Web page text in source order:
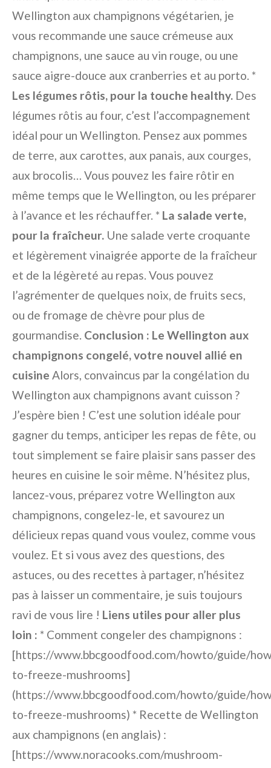
Wellington aux champignons végétarien, je
vous recommande une sauce crémeuse aux
champignons, une sauce au vin rouge, ou une
sauce aigre-douce aux cranberries et au porto. *
Les légumes rôtis, pour la touche healthy. Des
légumes rôtis au four, c’est l’accompagnement
idéal pour un Wellington. Pensez aux pommes
de terre, aux carottes, aux panais, aux courges,
aux brocolis… Vous pouvez les faire rôtir en
même temps que le Wellington, ou les préparer
à l’avance et les réchauffer. * La salade verte,
pour la fraîcheur. Une salade verte croquante
et légèrement vinaigrée apporte de la fraîcheur
et de la légèreté au repas. Vous pouvez
l’agrémenter de quelques noix, de fruits secs,
ou de fromage de chèvre pour plus de
gourmandise. Conclusion : Le Wellington aux
champignons congelé, votre nouvel allié en
cuisine Alors, convaincus par la congélation du
Wellington aux champignons avant cuisson ?
J’espère bien ! C’est une solution idéale pour
gagner du temps, anticiper les repas de fête, ou
tout simplement se faire plaisir sans passer des
heures en cuisine le soir même. N’hésitez plus,
lancez-vous, préparez votre Wellington aux
champignons, congelez-le, et savourez un
délicieux repas quand vous voulez, comme vous
voulez. Et si vous avez des questions, des
astuces, ou des recettes à partager, n’hésitez
pas à laisser un commentaire, je suis toujours
ravi de vous lire ! Liens utiles pour aller plus
loin : * Comment congeler des champignons :
[https://www.bbcgoodfood.com/howto/guide/
to-freeze-mushrooms]
(https://www.bbcgoodfood.com/howto/guide/
to-freeze-mushrooms) * Recette de Wellington
aux champignons (en anglais) :
[https://www.noracooks.com/mushroom-